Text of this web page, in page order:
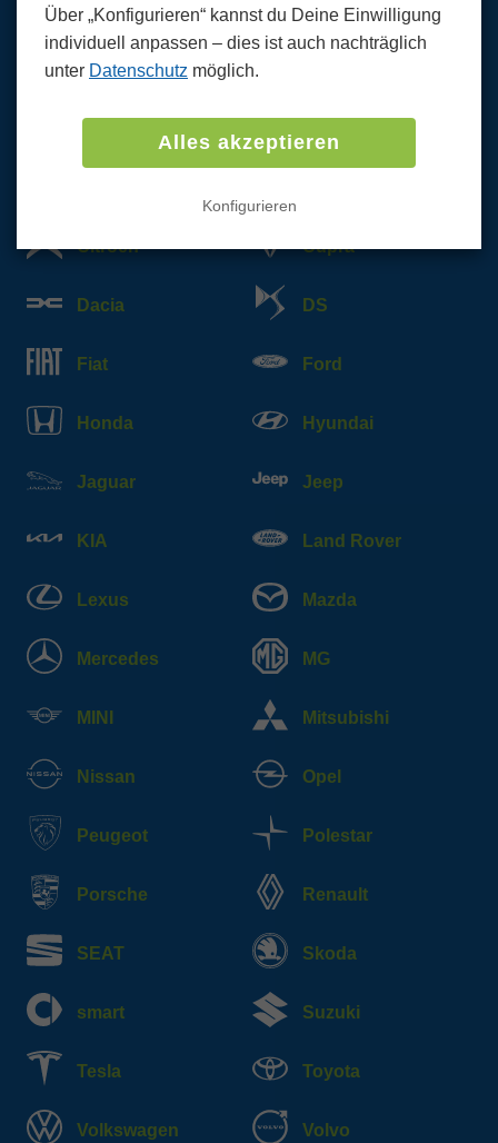
aller Marken und Modelle
Citroen Cupra
Dacia DS
Fiat Ford
Honda Hyundai
Jaguar Jeep
KIA Land Rover
Lexus Mazda
Mercedes MG
MINI Mitsubishi
Nissan Opel
Peugeot Polestar
Porsche Renault
SEAT Skoda
smart Suzuki
Tesla Toyota
Volkswagen Volvo
Über „Konfigurieren“ kannst du Deine Einwilligung
individuell anpassen ‒ dies ist auch nachträglich
unter Datenschutz möglich.
Alles akzeptieren
Konfigurieren